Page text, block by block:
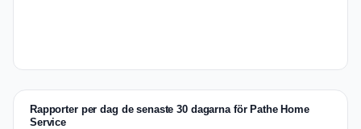
Rapporter per dag de senaste 30 dagarna för Pathe Home
Service